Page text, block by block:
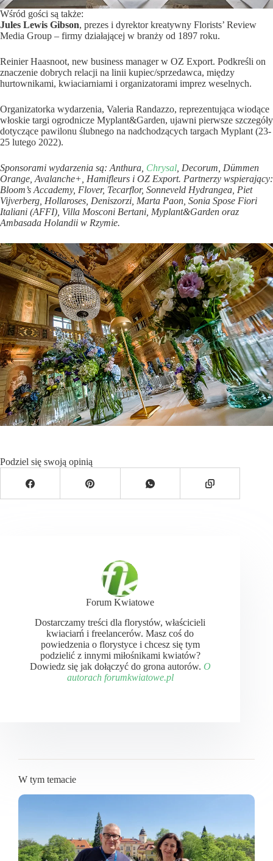
Wśród gości są także:
Jules Lewis Gibson, prezes i dyrektor kreatywny Florists’ Review
Media Group – firmy działającej w branży od 1897 roku.
Reinier Haasnoot, new business manager w OZ Export. Podkreśli on
znaczenie dobrych relacji na linii kupiec/sprzedawca, między
hurtownikami, kwiaciarniami i organizatorami imprez weselnych.
Organizatorka wydarzenia, Valeria Randazzo, reprezentująca wiodące
włoskie targi ogrodnicze Myplant&Garden, ujawni pierwsze szczegóły
dotyczące pawilonu ślubnego na nadchodzących targach Myplant (23-
25 ​​lutego 2022).
Sponsorami wydarzenia są: Anthura, Chrysal , Decorum, Dümmen
Orange, Avalanche+, Hamifleurs i OZ Export. Partnerzy wspierający:
Bloom’s Accademy, Flover, Tecarflor, Sonneveld Hydrangea, Piet
Vijverberg, Hollaroses, Deniszorzi, Marta Paon, Sonia Spose Fiori
Italiani (AFFI), Villa Mosconi Bertani, Myplant&Garden oraz
Ambasada Holandii w Rzymie.
Podziel się swoją opinią
Forum Kwiatowe
Dostarczamy treści dla florystów, właścicieli
kwiaciarń i freelancerów. Masz coś do
powiedzenia o florystyce i chcesz się tym
podzielić z innymi miłośnikami kwiatów?
Dowiedz się jak dołączyć do grona autorów. O
autorach forumkwiatowe.pl
W tym temacie